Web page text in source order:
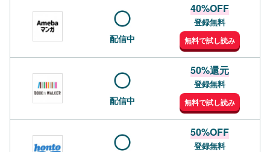
配信中
40%OFF
登録無料
無料で試し読み
配信中
50%還元
登録無料
無料で試し読み
50%OFF
登録無料